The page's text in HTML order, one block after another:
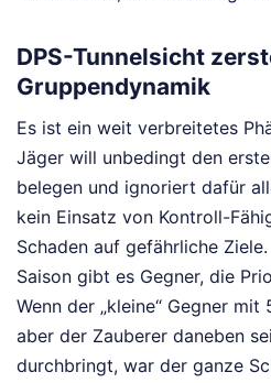
DPS-Tunnelsicht
Gruppendynamik
Es ist ein weit verbreitetes
Jäger will unbedingt den
belegen und ignoriert dafür
kein Einsatz von Kontroll-
Schaden auf gefährliche
Saison gibt es Gegner, die
Wenn der „kleine“ Gegner
aber der Zauberer daneben
durchbringt, war der ganze